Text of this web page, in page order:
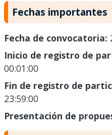
Fechas importantes
Fecha de convocatoria:
Inicio de registro de
00:01:00
Fin de registro de
23:59:00
Presentación de